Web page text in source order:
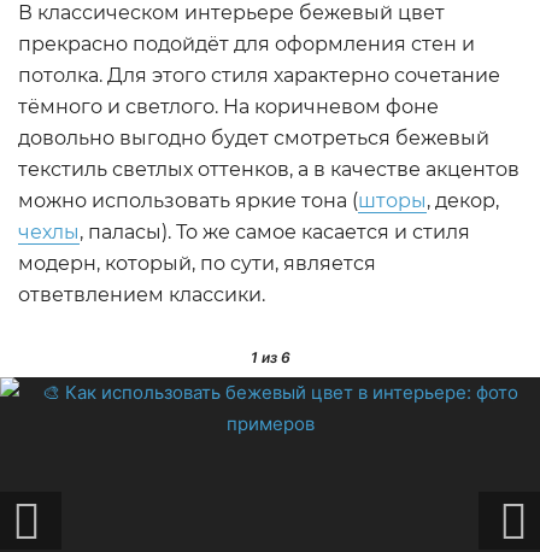
В классическом интерьере бежевый цвет
прекрасно подойдёт для оформления стен и
потолка. Для этого стиля характерно сочетание
тёмного и светлого. На коричневом фоне
довольно выгодно будет смотреться бежевый
текстиль светлых оттенков, а в качестве акцентов
можно использовать яркие тона (шторы, декор,
чехлы, паласы). То же самое касается и стиля
модерн, который, по сути, является
ответвлением классики.
1из 6